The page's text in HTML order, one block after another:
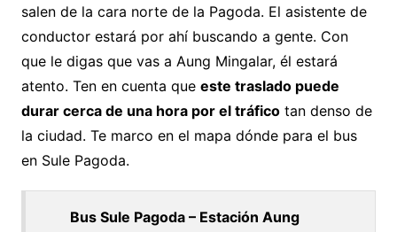
salen de la cara norte de la Pagoda. El asistente de
conductor estará por ahí buscando a gente. Con
que le digas que vas a Aung Mingalar, él estará
atento. Ten en cuenta que este traslado puede
durar cerca de una hora por el tráficotan denso de
la ciudad. Te marco en el mapa dónde para el bus
en Sule Pagoda.
Bus Sule Pagoda – Estación Aung